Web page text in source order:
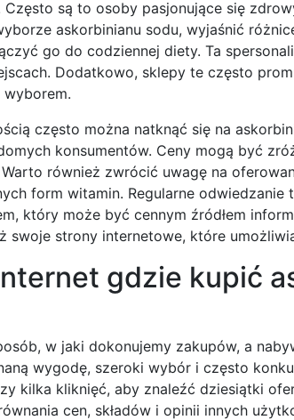
są to osoby pasjonujące się
askorbinianu sodu, wyjaśnić
go do codziennej diety. Ta
Dodatkowo, sklepy te często
często można natknąć się na
konsumentów. Ceny mogą być
również zwrócić uwagę na
form witamin. Regularne
który może być cennym źródłem
swoje strony internetowe, które
gdzie kupić
w jaki dokonujemy zakupów, a
wygodę, szeroki wybór i często
kilka kliknięć, aby znaleźć dziesiątki
cen, składów i opinii innych